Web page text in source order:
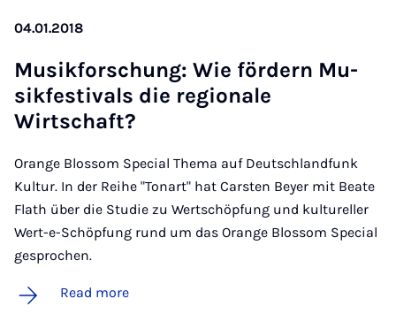
04.01.2018
Mu­sikforschung: Wie fördern Mu­
sikfest­ivals die re­gionale
Wirtschaft?
Orange Blossom Special Thema auf Deutschlandfunk
Kultur. In der Reihe "Tonart" hat Carsten Beyer mit Beate
Flath über die Studie zu Wertschöpfung und kultureller
Wert-e-Schöpfung rund um das Orange Blossom Special
gesprochen.
Read more